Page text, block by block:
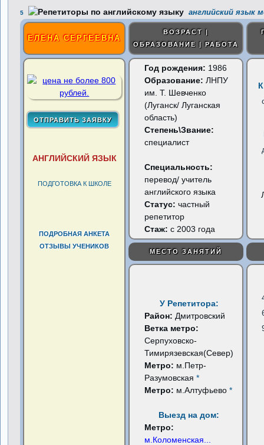
5 английский язык
ЕЛЕНА СЕРГЕЕВНА
ВОЗРАСТ |
ОБРАЗОВАНИЕ | РАБОТА
АНГЛИЙСКИЙ ЯЗЫК
ПОДГОТОВКА К ШКОЛЕ
ПОДРОБНАЯ АНКЕТА
ОТЗЫВЫ УЧЕНИКОВ
Год рождения: 1986
Образование: ЛНПУ
им. Т. Шевченко
(Луганск/ Луганская
область)
Степень\Звание:
специалист
Специальность:
перевод/ учитель
английского языка
Статус:частный
репетитор
Стаж: с 2003 года
МЕСТО ЗАНЯТИЙ
У Репетитора:
Район: Дмитровский
Ветка метро:
Серпуховско-
Тимирязевская(Север)
Метро: м.Петр-
Разумовская*
Метро: м.Алтуфьево*
Выезд на дом:
Метро:
м.Коломенская